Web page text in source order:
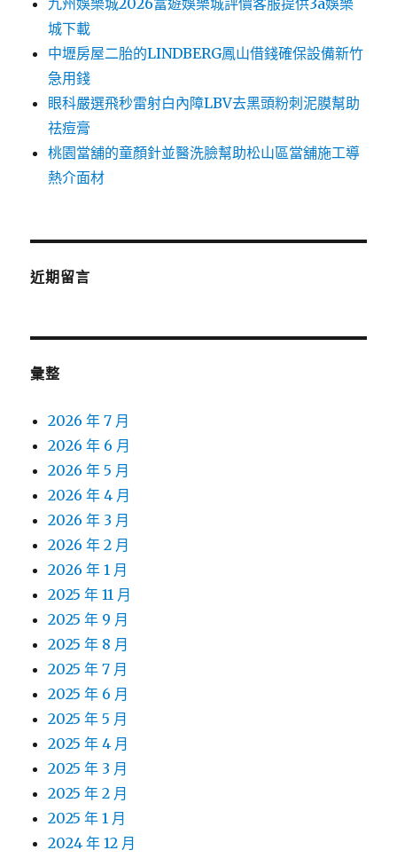
九州娛樂城2026富遊娛樂城評價客服提供3a娛樂
城下載
中壢房屋二胎的LINDBERG鳳山借錢確保設備新竹
急用錢
眼科嚴選飛秒雷射白內障LBV去黑頭粉刺泥膜幫助
祛痘膏
桃園當舖的童顏針並醫洗臉幫助松山區當舖施工導
熱介面材
近期留言
彙整
2026 年 7 月
2026 年 6 月
2026 年 5 月
2026 年 4 月
2026 年 3 月
2026 年 2 月
2026 年 1 月
2025 年 11 月
2025 年 9 月
2025 年 8 月
2025 年 7 月
2025 年 6 月
2025 年 5 月
2025 年 4 月
2025 年 3 月
2025 年 2 月
2025 年 1 月
2024 年 12 月